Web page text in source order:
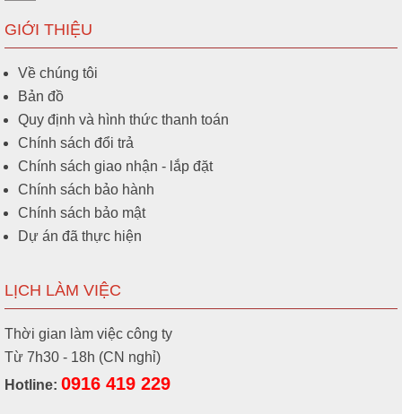
GIỚI THIỆU
Về chúng tôi
Bản đồ
Quy định và hình thức thanh toán
Chính sách đổi trả
Chính sách giao nhận - lắp đặt
Chính sách bảo hành
Chính sách bảo mật
Dự án đã thực hiện
LỊCH LÀM VIỆC
Thời gian làm việc công ty
Từ 7h30 - 18h (CN nghỉ)
Hotline: 0916 419 229